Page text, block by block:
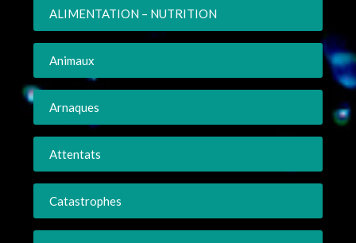
ALIMENTATION – NUTRITION
Animaux
Arnaques
Attentats
Catastrophes